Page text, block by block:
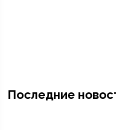
Последние